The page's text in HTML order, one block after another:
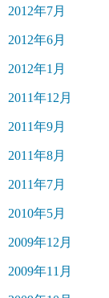
2012年7月
2012年6月
2012年1月
2011年12月
2011年9月
2011年8月
2011年7月
2010年5月
2009年12月
2009年11月